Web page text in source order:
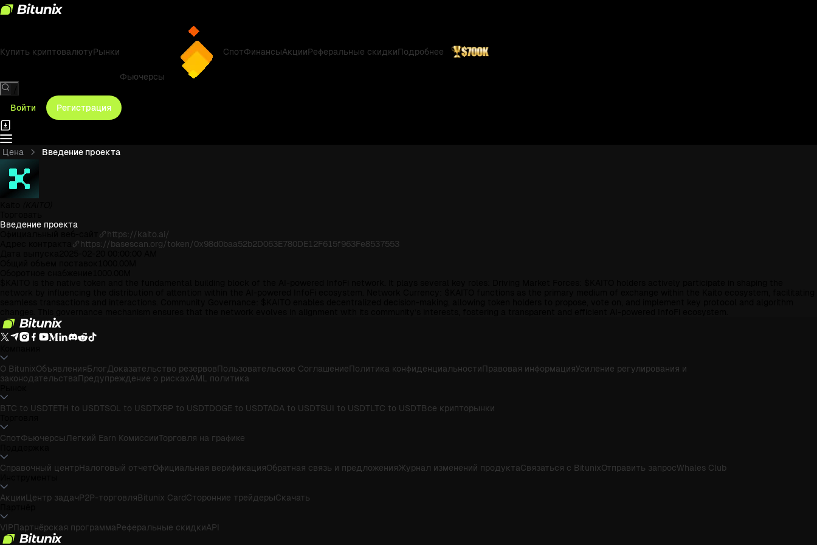
Купить криптовалютуРынки
Фьючерсы
СпотФинансыАкцииРеферальные скидкиПодробнее
Войти
Регистрация
Цена Введение проекта
Введение проекта
https://kaito.ai/
https://basescan.org/token/0x98d0baa52b2D063E780DE12F615f963Fe8537553
О BitunixОбъявленияБлогДоказательство резервовПользовательское СоглашениеПолитика конфиденциальностиПравовая информацияУсиление регулирования и
законодательстваПредупреждение о рискахAML политика
BTC to USDTETH to USDTSOL to USDTXRP to USDTDOGE to USDTADA to USDTSUI to USDTLTC to USDTВсе крипторынки
СпотФьючерсыЛегкий Earn КомиссииТорговля на графике
Справочный центрНалоговый отчетОфициальная верификацияОбратная связь и предложенияЖурнал изменений продуктаСвязаться с BitunixОтправить запросWhales Club
АкцииЦентр задачP2P-торговляBitunix CardСторонние трейдерыСкачать
VIPПартнёрская программаРеферальные скидкиAPI